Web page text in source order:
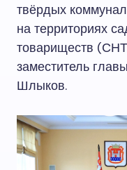
твёрдых
на территориях
товариществ
заместитель
Шлыков.